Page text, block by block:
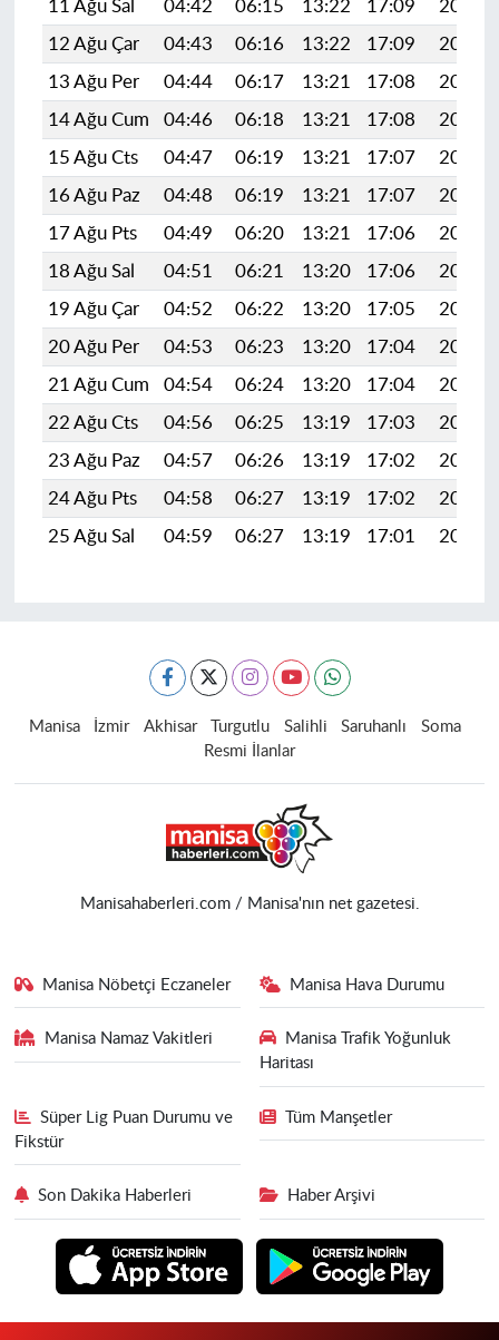
11 Ağu Sal
04:42 06:15 13:22 17:09
20:19
12 Ağu Çar
04:43 06:16 13:22 17:09
20:17
13 Ağu Per
04:44 06:17 13:21 17:08
20:16
14 Ağu Cum
04:46 06:18 13:21 17:08
20:15
15 Ağu Cts
04:47 06:19 13:21 17:07
20:14
16 Ağu Paz
04:48 06:19 13:21 17:07
20:12
17 Ağu Pts
04:49 06:20 13:21 17:06
20:11
18 Ağu Sal
04:51 06:21 13:20 17:06
20:10
19 Ağu Çar
04:52 06:22 13:20 17:05
20:08
20 Ağu Per
04:53 06:23 13:20 17:04
20:07
21 Ağu Cum
04:54 06:24 13:20 17:04
20:06
22 Ağu Cts
04:56 06:25 13:19 17:03
20:04
23 Ağu Paz
04:57 06:26 13:19 17:02
20:03
24 Ağu Pts
04:58 06:27 13:19 17:02
20:01
25 Ağu Sal
04:59 06:27 13:19 17:01 20:00
Manisa İzmir Akhisar Turgutlu Salihli Saruhanlı
Soma
Resmi İlanlar
Manisahaberleri.com / Manisa'nın net gazetesi.
Manisa Nöbetçi Eczaneler Manisa Hava Durumu
Manisa Namaz Vakitleri
Manisa Trafik Yoğunluk
Haritası
Süper Lig Puan Durumu ve
Fikstür
Tüm Manşetler
Son Dakika Haberleri Haber Arşivi